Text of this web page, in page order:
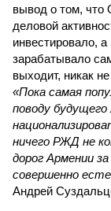
вывод о том,
деловой
инвестировало,
зарабатывало
выходит, никак
«Пока самая
поводу будущего
ничего РЖД не
дорог Армении
совершенно
Андрей